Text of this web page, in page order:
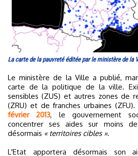
La carte de la pauvreté éditée par le ministère de la
Le ministère de la Ville a publié, mardi 17 juin, la nouvelle
carte de la politique de la ville.
sensibles (ZUS) et autres zones de
(ZRU) et de franches urbaines (ZFU).
février 2013, le gouvernement
concentrer ses aides sur moins
désormais « territoires cibles ».
L'Etat apportera désormais son